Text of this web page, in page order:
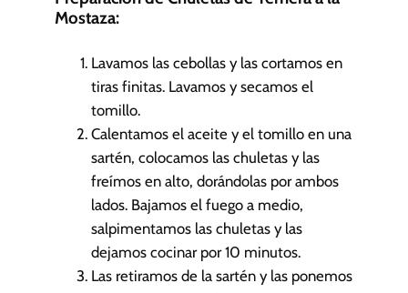
Mostaza:
Lavamos las cebollas y las cortamos en
tiras finitas. Lavamos y secamos el
tomillo.
Calentamos el aceite y el tomillo en una
sartén, colocamos las chuletas y las
freímos en alto, dorándolas por ambos
lados. Bajamos el fuego a medio,
salpimentamos las chuletas y las
dejamos cocinar por 10 minutos.
Las retiramos de la sartén y las ponemos